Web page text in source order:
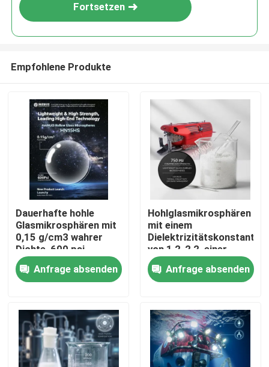
Produkte
Fortsetzen
Empfohlene Produkte
Dauerhafte hohle
Glasmikrosphären mit
0,15 g/cm3 wahrer
Dichte, 600 psi
Druckfestigkeit und
40 μm Partikelgröße
für Raumfahrt- und
Anfrage absenden
Hohlglasmikrosphären
mit einem
Dielektrizitätskonstante
von 1,2-2,2, einer
Erweichungstemperatur
von 855 °C und einer
Größenverteilung von
Mikrometern für
Leichtfüllstoffe
Anfrage absenden